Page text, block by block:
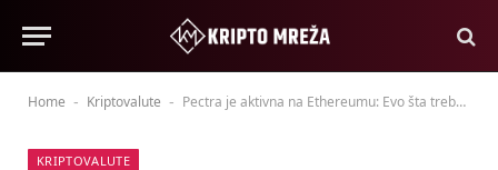
Home - Kriptovalute - Pectra je aktivna na Ethereumu: Evo šta treba da znate
KRIPTOVALUTE